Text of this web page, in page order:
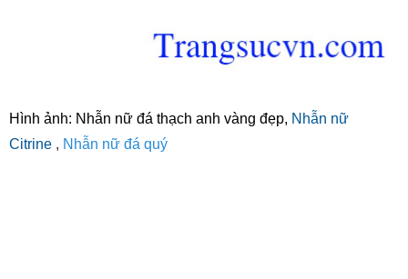
Hình ảnh: Nhẫn nữ đá thạch anh vàng đẹp, Nhẫn nữ
Citrine , Nhẫn nữ đá quý